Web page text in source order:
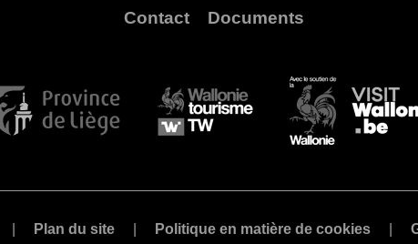
Contact Documents
Plan du site Politique en matière de cookies